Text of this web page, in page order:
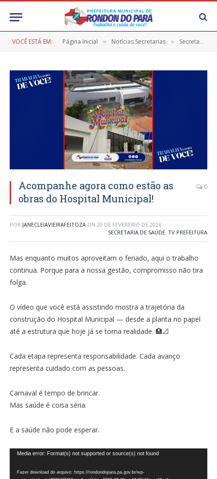
VOCÊ ESTÁ EM: Página Inicial » Notícias Secretarias » Secretaria de Saúde
Acompanhe agora como estão as
obras do Hospital Municipal!
0
POR JANECLEIAVIEIRAFEITOZA ON 20 DE FEVEREIRO DE 2026
SECRETARIA DE SAÚDE, TV PREFEITURA
Mas enquanto muitos aproveitam o feriado, aqui o trabalho
continua. Porque para a nossa gestão, compromisso não tira
folga.
O vídeo que você está assistindo mostra a trajetória da
construção do Hospital Municipal — desde a planta no papel
até a estrutura que hoje já se torna realidade. 🏥📐
Cada etapa representa responsabilidade. Cada avanço
representa cuidado com as pessoas.
Carnaval é tempo de brincar.
Mas saúde é coisa séria.
E a saúde não pode esperar.
Tocador
Media error: Format(s) not supported or source(s) not found
Fazer download do arquivo: https://rondondopara.pa.gov.br/wp-